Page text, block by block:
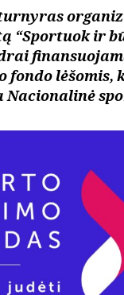
“Sportuok ir
fondo lėšomis,